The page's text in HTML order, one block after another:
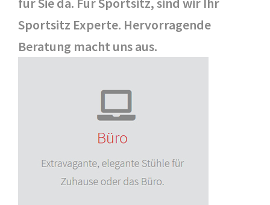
Sportsitz Experte. Hervorragende
Beratung macht uns aus.